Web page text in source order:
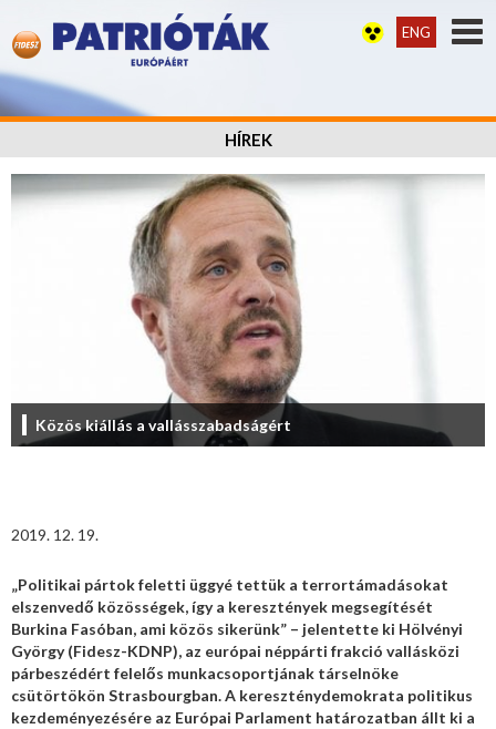
ENG
HÍREK
Közös kiállás a vallásszabadságért
2019. 12. 19.
„Politikai pártok feletti üggyé tettük a terrortámadásokat
elszenvedő közösségek, így a keresztények megsegítését
Burkina Fasóban, ami közös sikerünk” – jelentette ki Hölvényi
György(Fidesz-KDNP), az európai néppárti frakció vallásközi
párbeszédért felelős munkacsoportjának társelnöke
csütörtökön Strasbourgban. A kereszténydemokrata politikus
kezdeményezésére az Európai Parlament határozatban állt ki a